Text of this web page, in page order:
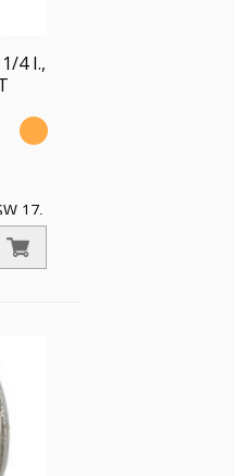
4 I.,
17,